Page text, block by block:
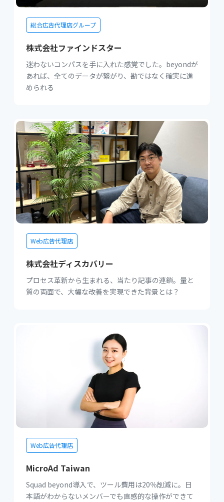
総合広告代理店グループ
株式会社ファインドスター
迷わないコンパスを手に入れた感覚でした。beyondが
あれば、全てのデータが繋がり、勘ではなく確実に進
められる
Web広告代理店
株式会社ディスカバリー
プロセス革新から生まれる、当たり記事の連鎖。量と
質の両面で、大幅な改善を実現できた背景とは？
Web広告代理店
MicroAd Taiwan
Squad beyond導入で、ツール費用は20％削減に。日
本語がわからないメンバーでも直感的な操作ができて